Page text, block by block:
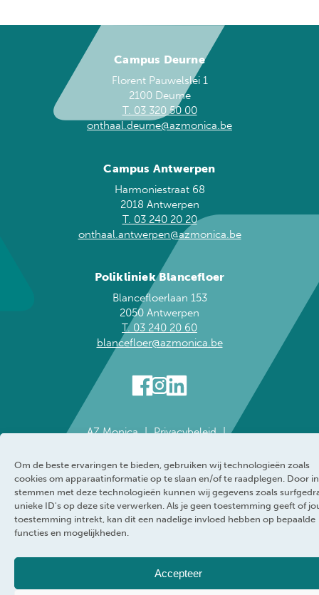
Om de beste ervaringen te bieden, gebruiken wij technologieën zoals
cookies om apparaatinformatie op te slaan en/of te raadplegen. Door
stemmen met deze technologieën kunnen wij gegevens zoals
unieke ID's op deze site verwerken. Als je geen toestemming geeft of
toestemming intrekt, kan dit een nadelige invloed hebben op bepaalde
functies en mogelijkheden.
Accepteer
Campus Deurne
Florent Pauwelslei 1
2100 Deurne
T. 03 320 50 00
onthaal.deurne@azmonica.be
Campus Antwerpen
Harmoniestraat 68
2018 Antwerpen
T. 03 240 20 20
onthaal.antwerpen@azmonica.be
Polikliniek Blancefloer
Blancefloerlaan 153
2050 Antwerpen
T. 03 240 20 60
blancefloer@azmonica.be
AZ Monica
Privacybeleid
Klokkenluider
Toegankelijkheidsverklaring
WEBRAND